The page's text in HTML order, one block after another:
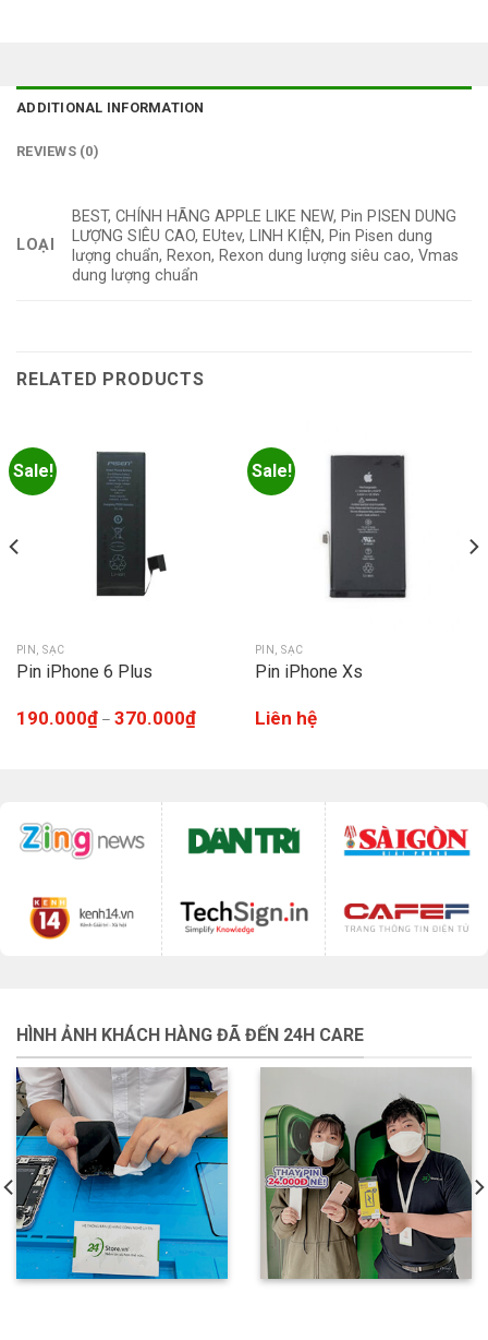
ADDITIONAL INFORMATION
REVIEWS (0)
LOẠI
BEST, CHÍNH HÃNG APPLE LIKE NEW, Pin PISEN DUNG
LƯỢNG SIÊU CAO, EUtev, LINH KIỆN, Pin Pisen dung
lượng chuẩn, Rexon, Rexon dung lượng siêu cao, Vmas
dung lượng chuẩn
RELATED PRODUCTS
Sale!
PIN, SẠC
Pin iPhone 6 Plus
190.000₫– 370.000₫
Sale!
PIN, SẠC
Pin iPhone Xs
Liên hệ
HÌNH ẢNH KHÁCH HÀNG ĐÃ ĐẾN 24H CARE